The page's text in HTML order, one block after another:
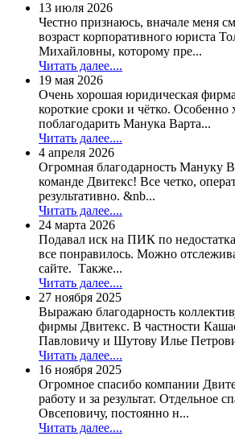
13 июля 2026
Честно признаюсь, вначале меня
возраст корпоративного юриста
Михайловны, которому пре...
Читать далее....
19 мая 2026
Очень хорошая юридическая
короткие сроки и чётко. Особенно
поблагодарить Манука Варта...
Читать далее....
4 апреля 2026
Огромная благодарность Мануку
команде Двитекс! Все четко,
результативно. &nb...
Читать далее....
24 марта 2026
Подавал иск на ПИК по
все понравилось. Можно
сайте. Также...
Читать далее....
27 ноября 2025
Выражаю благодарность
фирмы Двитекс. В частности
Павловичу и Шутову Илье
Читать далее....
16 ноября 2025
Огромное спасибо компании
работу и за результат. Отдельное
Овсеповичу, постоянно н...
Читать далее....